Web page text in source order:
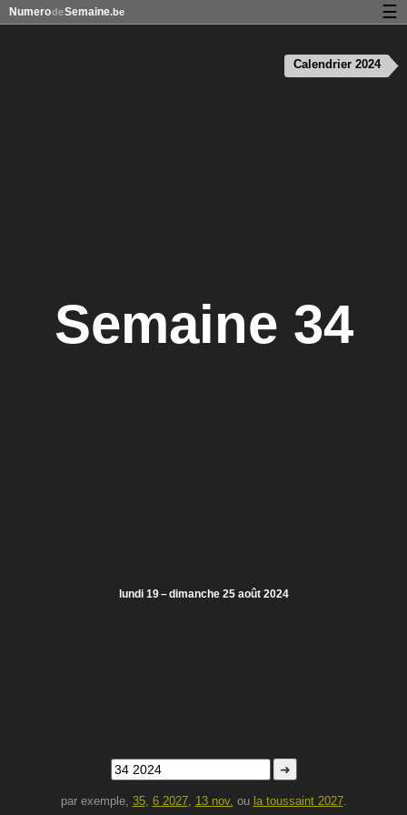
Semaine 34
lundi 19 – dimanche 25 août 2024
➜
par exemple, 35, 6 2027, 13 nov. ou la toussaint 2027.
Calendrier 2024
NumerodeSemaine.be ☰